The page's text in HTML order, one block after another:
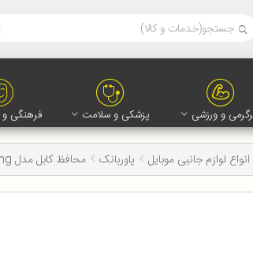
و ورزشی پزشکی و سلامت فرهنگی
انواع لوازم جانبی موبایل پاوربانک محافظ کابل مدل Spring